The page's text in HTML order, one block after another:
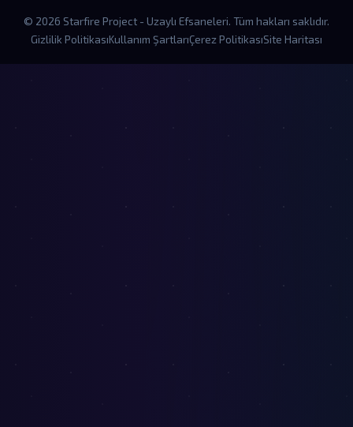
© 2026 Starfire Project - Uzaylı Efsaneleri. Tüm hakları saklıdır.
Gizlilik PolitikasıKullanım ŞartlarıÇerez PolitikasıSite Haritası